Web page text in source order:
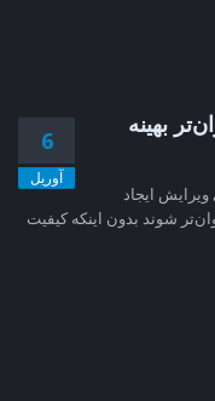
6
آوریل
بهینه
ایجاد
شوند بدون اینکه کیفیت